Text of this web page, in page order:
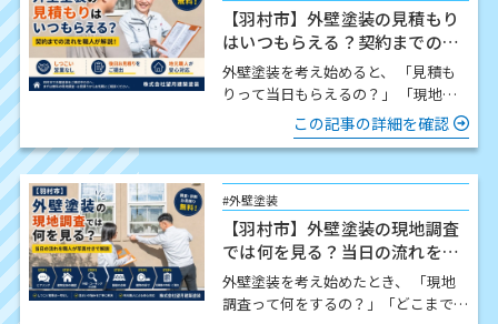
【羽村市】外壁塗装の見積もり
はいつもらえる？契約までの流
れを職人が解説
外壁塗装を考え始めると、 「見積も
りって当日もらえるの？」 「現地調
査したら契約しないといけないの？」
「どんな流れで進…
この記事の詳細を確認
#外壁塗装
【羽村市】外壁塗装の現地調査
では何を見る？当日の流れを職
人が写真付きで解説
外壁塗装を考え始めたとき、 「現地
調査って何をするの？」「どこまで細